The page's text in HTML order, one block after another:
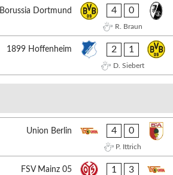
Borussia Dortmund 4 0
R. Braun
1899 Hoffenheim 2 1
D. Siebert
Union Berlin 4 0
P. Ittrich
FSV Mainz 05 1 3